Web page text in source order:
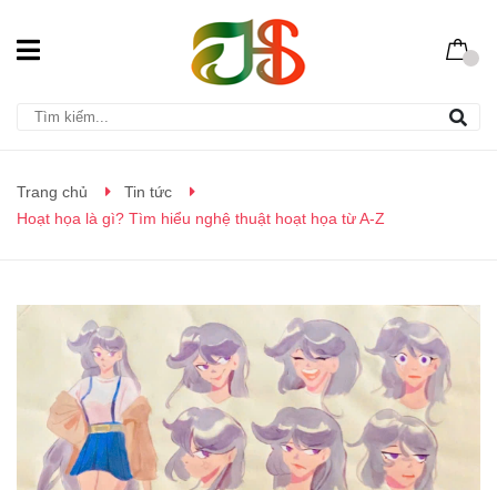
Trang chủ
Tin tức
Hoạt họa là gì? Tìm hiểu nghệ thuật hoạt họa từ A-Z